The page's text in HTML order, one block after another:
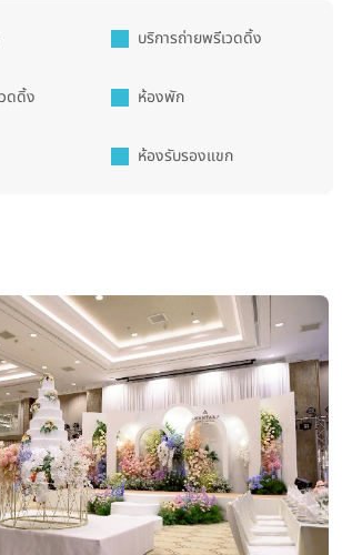
บริการถ่ายพรีเวดดิ้ง
ดดิ้ง ห้องพัก
ห้องรับรองแขก